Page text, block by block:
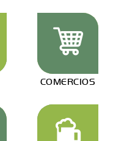
COMERCIOS